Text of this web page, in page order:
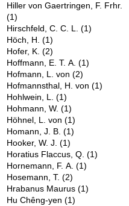
Hiller von Gaertringen, F. Frhr.
(1)
Hirschfeld, C. C. L.(1)
Höch, H.(1)
Hofer, K.(2)
Hoffmann, E. T. A.(1)
Hofmann, L. von(2)
Hofmannsthal, H. von(1)
Hohlwein, L.(1)
Hohmann, W.(1)
Höhnel, L. von(1)
Homann, J. B.(1)
Hooker, W. J.(1)
Horatius Flaccus, Q.(1)
Hornemann, F. A.(1)
Hosemann, T.(2)
Hrabanus Maurus(1)
Hu Chêng-yen(1)